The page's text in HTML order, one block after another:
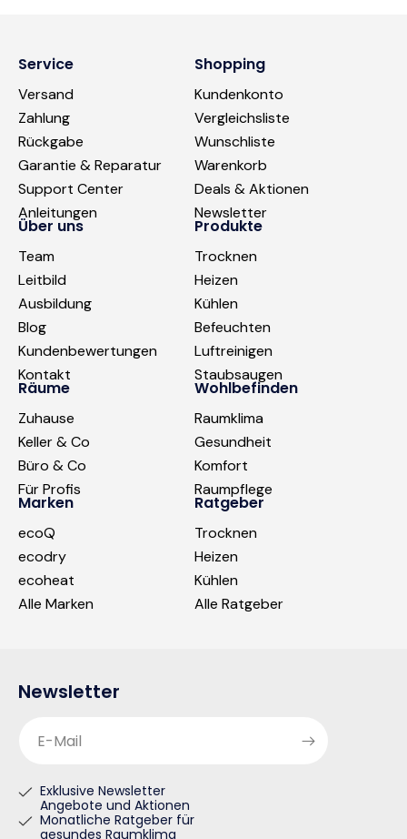
Service
Versand
Zahlung
Rückgabe
Garantie & Reparatur
Support Center
Anleitungen
Shopping
Kundenkonto
Vergleichsliste
Wunschliste
Warenkorb
Deals & Aktionen
Newsletter
Über uns
Team
Leitbild
Ausbildung
Blog
Kundenbewertungen
Kontakt
Produkte
Trocknen
Heizen
Kühlen
Befeuchten
Luftreinigen
Staubsaugen
Räume
Zuhause
Keller & Co
Büro & Co
Für Profis
Wohlbefinden
Raumklima
Gesundheit
Komfort
Raumpflege
Marken
ecoQ
ecodry
ecoheat
Alle Marken
Ratgeber
Trocknen
Heizen
Kühlen
Alle Ratgeber
Newsletter
E-Mail
Exklusive Newsletter
Angebote und Aktionen
Monatliche Ratgeber für
gesundes Raumklima